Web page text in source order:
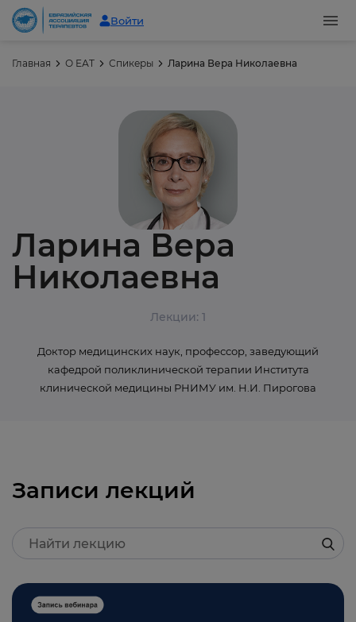
Войти
Главная О ЕАТ Спикеры Ларина Вера Николаевна
Ларина Вера
Николаевна
Лекции: 1
Доктор медицинских наук, профессор, заведующий
кафедрой поликлинической терапии Института
клинической медицины РНИМУ им. Н.И. Пирогова
Записи лекций